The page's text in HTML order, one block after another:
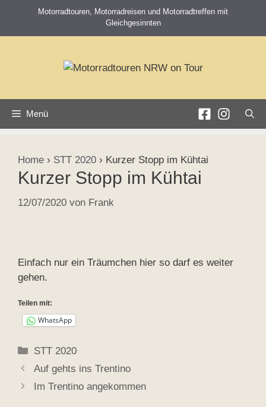
springen
Motorradtouren, Motorradreisen und Motorradtreffen mit
Gleichgesinnten
Menü
Home › STT 2020 › Kurzer Stopp im Kühtai
Kurzer Stopp im Kühtai
12/07/2020 von Frank
Einfach nur ein Träumchen hier so darf es weiter
gehen.
Teilen mit:
WhatsApp
Kategorien
STT 2020
Auf gehts ins Trentino
Im Trentino angekommen